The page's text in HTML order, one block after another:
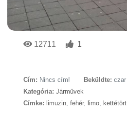
12711
1
Cím: Nincs cím! Beküldte: czar
Kategória: Járművek
Címke: limuzin fehér, limo kettétört